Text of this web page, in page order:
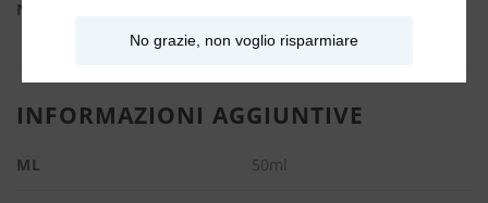
Note di fondo:
INFORMAZIONI AGGIUNTIVE
ML 50ml
No grazie, non voglio risparmiare